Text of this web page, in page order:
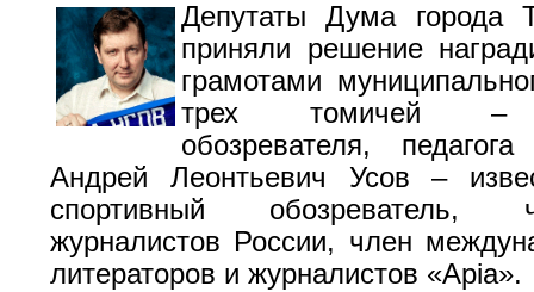
Депутаты Дума города
приняли решение
грамотами
трех томичей –
обозревателя,
Андрей Леонтьевич Усов –
спортивный
журналистов России, член
литераторов и журналистов «Apia».